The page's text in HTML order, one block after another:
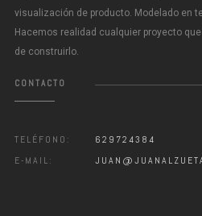
visualización de producto. Modelado en
Hacemos realidad cualquier proyecto
de construirlo.
CONTACTO
TELÉFONO:
629724384
E-MAIL: